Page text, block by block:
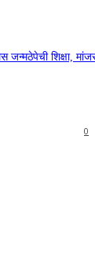
शिक्षा,
0